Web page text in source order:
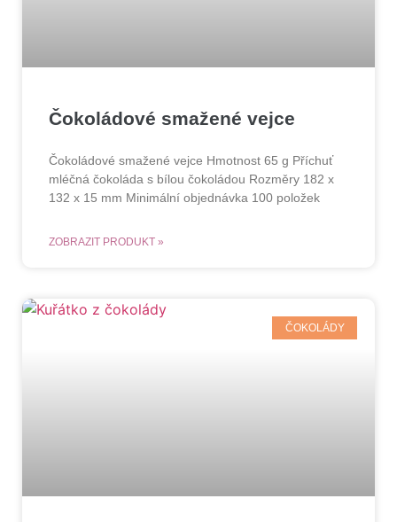
Čokoládové smažené vejce
Čokoládové smažené vejce Hmotnost 65 g Příchuť
mléčná čokoláda s bílou čokoládou Rozměry 182 x
132 x 15 mm Minimální objednávka 100 položek
ZOBRAZIT PRODUKT »
ČOKOLÁDY